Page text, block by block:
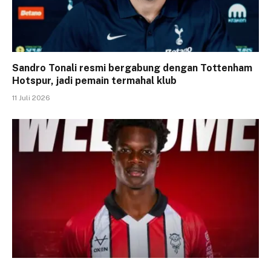
Sandro Tonali resmi bergabung dengan Tottenham
Hotspur, jadi pemain termahal klub
11 Juli 2026